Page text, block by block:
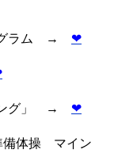
グラム → ❤︎
ング」 → ❤︎
備体操 マイン